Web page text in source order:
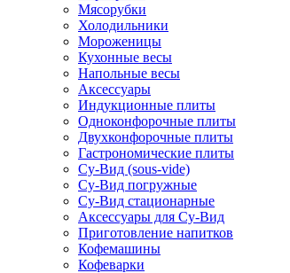
Мясорубки
Холодильники
Мороженицы
Кухонные весы
Напольные весы
Аксессуары
Индукционные плиты
Одноконфорочные плиты
Двухконфорочные плиты
Гастрономические плиты
Су-Вид (sous-vide)
Су-Вид погружные
Су-Вид стационарные
Аксессуары для Су-Вид
Приготовление напитков
Кофемашины
Кофеварки